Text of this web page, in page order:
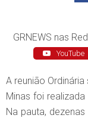
GRNEWS nas
YouTube
A reunião
Minas foi
Na pauta,